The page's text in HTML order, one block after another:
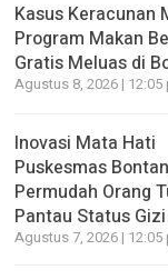
Kasus Keracunan
Program Makan
Gratis Meluas di
Agustus 8, 2026 | 12:05
Inovasi Mata Hati
Puskesmas
Permudah Orang
Pantau Status
Agustus 7, 2026 | 12:05